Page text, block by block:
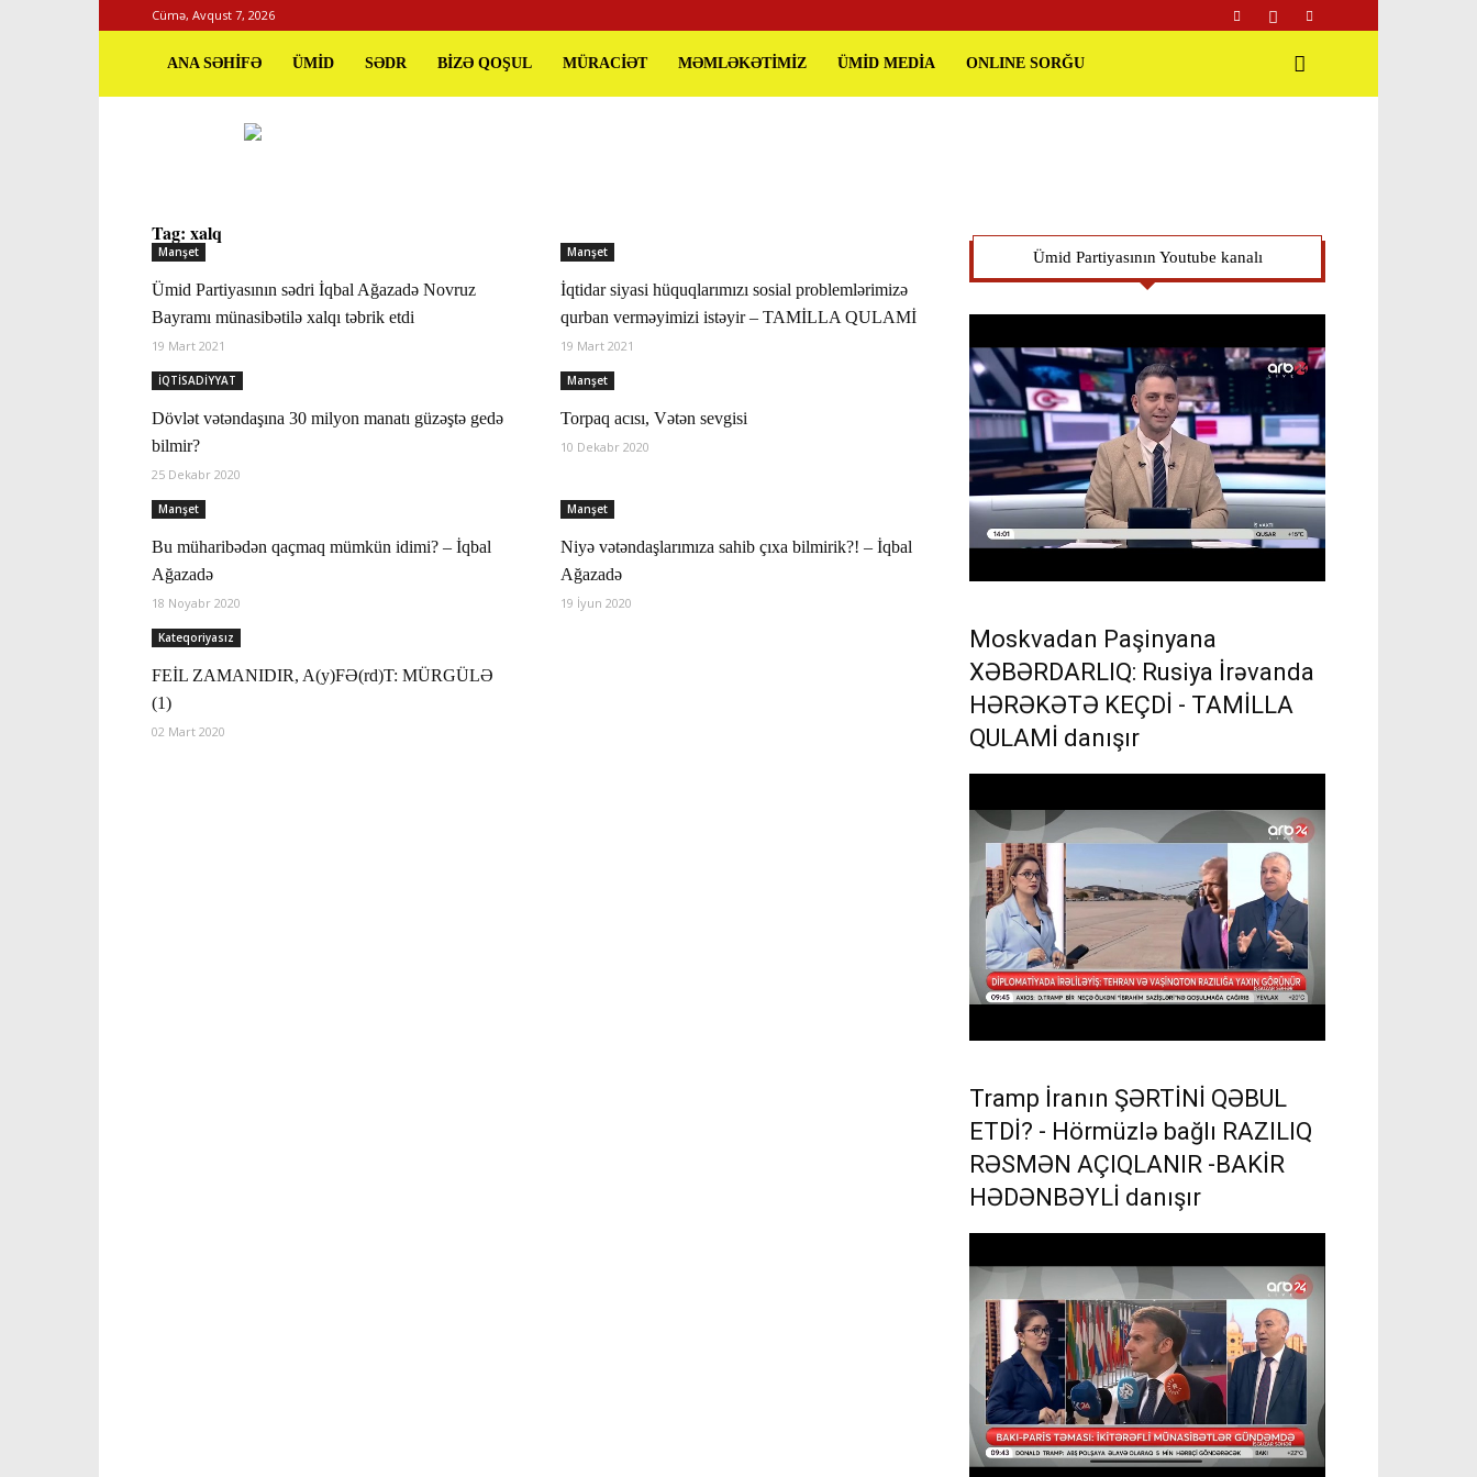
Cümə, Avqust 7, 2026
ANA SƏHİFƏ ÜMİD SƏDR BİZƏ QOŞUL MÜRACİƏT MƏMLƏKƏTİMİZ ÜMİD MEDİA ONLINE SORĞU
Tag: xalq
Manşet
Ümid Partiyasının sədri İqbal Ağazadə Novruz
Bayramı münasibətilə xalqı təbrik etdi
19 Mart 2021
Manşet
İqtidar siyasi hüquqlarımızı sosial problemlərimizə
qurban verməyimizi istəyir – TAMİLLA QULAMİ
19 Mart 2021
İQTİSADİYYAT
Dövlət vətəndaşına 30 milyon manatı güzəştə gedə
bilmir?
25 Dekabr 2020
Manşet
Torpaq acısı, Vətən sevgisi
10 Dekabr 2020
Manşet
Bu müharibədən qaçmaq mümkün idimi? – İqbal
Ağazadə
18 Noyabr 2020
Manşet
Niyə vətəndaşlarımıza sahib çıxa bilmirik?! – İqbal
Ağazadə
19 İyun 2020
Kateqoriyasız
FEİL ZAMANIDIR, A(y)FƏ(rd)T: MÜRGÜLƏ
(1)
02 Mart 2020
Ümid Partiyasının Youtube kanalı
Moskvadan Paşinyana
XƏBƏRDARLIQ: Rusiya İrəvanda
HƏRƏKƏTƏ KEÇDİ - TAMİLLA
QULAMİ danışır
Tramp İranın ŞƏRTİNİ QƏBUL
ETDİ? - Hörmüzlə bağlı RAZILIQ
RƏSMƏN AÇIQLANIR -BAKİR
HƏDƏNBƏYLİ danışır